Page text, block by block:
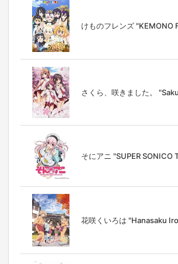
けものフレンズ "KEMONO
さくら、咲きました。
そにアニ "SUPER SONICO
花咲くいろは "Hanasaku